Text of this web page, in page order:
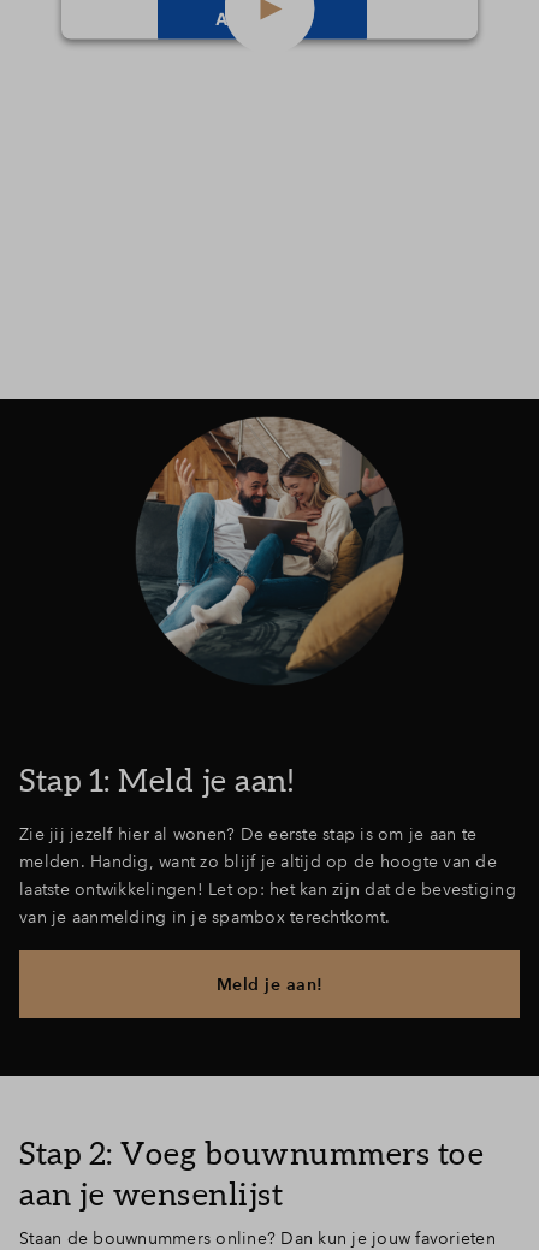
Accepteren
Stap 1: Meld je aan!
Zie jij jezelf hier al wonen? De eerste stap is om je aan te
melden. Handig, want zo blijf je altijd op de hoogte van de
laatste ontwikkelingen! Let op: het kan zijn dat de bevestiging
van je aanmelding in je spambox terechtkomt.
Meld je aan!
Stap 2: Voeg bouwnummers toe
aan je wensenlijst
Staan de bouwnummers online? Dan kun je jouw favorieten